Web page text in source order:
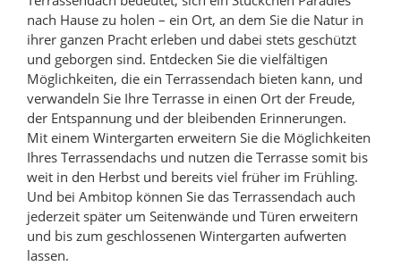
nach Hause zu holen – ein Ort, an dem Sie die Natur in
ihrer ganzen Pracht erleben und dabei stets geschützt
und geborgen sind. Entdecken Sie die vielfältigen
Möglichkeiten, die ein Terrassendach bieten kann, und
verwandeln Sie Ihre Terrasse in einen Ort der Freude,
der Entspannung und der bleibenden Erinnerungen.
Mit einem Wintergarten erweitern Sie die Möglichkeiten
Ihres Terrassendachs und nutzen die Terrasse somit bis
weit in den Herbst und bereits viel früher im Frühling.
Und bei Ambitop können Sie das Terrassendach auch
jederzeit später um Seitenwände und Türen erweitern
und bis zum geschlossenen Wintergarten aufwerten
lassen.